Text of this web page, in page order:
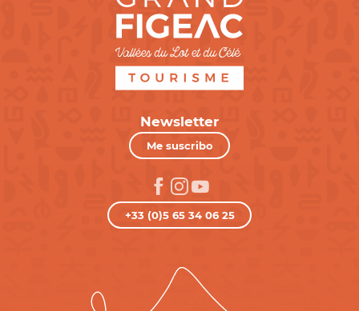
Newsletter
Me suscribo
+33 (0)5 65 34 06 25